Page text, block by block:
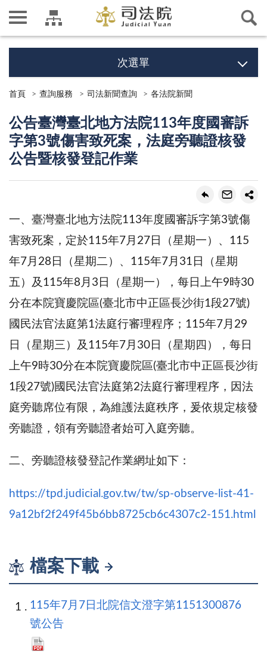
次選單
首頁 查詢服務 司法新聞查詢 各法院新聞
公告臺灣臺北地方法院113年度國審訴
字第3號傷害致死案，法庭旁聽證核發
公告暨核發登記作業
一、臺灣臺北地方法院113年度國審訴字第3號傷
害致死案，定於115年7月27日（星期一）、115
年7月28日（星期二）、115年7月31日（星期
五）及115年8月3日（星期一），每日上午9時30
分在本院寶慶院區(臺北市中正區長沙街1段27號)
國民法官法庭第1法庭行審理程序；115年7月29
日（星期三）及115年7月30日（星期四），每日
上午9時30分在本院寶慶院區(臺北市中正區長沙街
1段27號)國民法官法庭第2法庭行審理程序，因法
庭旁聽席位有限，為維護法庭秩序，爰依規定核發
旁聽證，領有旁聽證者始可入庭旁聽。
二、旁聽證核發登記作業網址如下：
https://tpd.judicial.gov.tw/tw/sp-observe-list-41-
9a12bf2f249f45b6bb8725cb6c4307c2-151.html
檔案下載
115年7月7日北院信文澄字第1151300876
號公告